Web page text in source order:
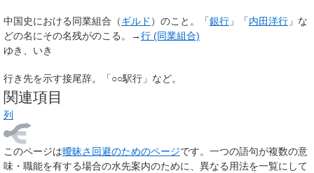
中国史における同業組合（ギルド ）のこと。「銀行 」「内田洋行 」な
どの名にその名残がのこる。→行 (同業組合)
ゆき、いき
行き先を示す接尾辞。「○○駅行」など。
関連項目
列
このページは曖昧さ回避のためのページです。一つの語句が複数の意
味・職能を有する場合の水先案内のために、異なる用法を一覧にして